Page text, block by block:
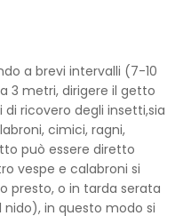
a brevi intervalli (7-10
3 metri, dirigere il getto
ricovero degli insetti,sia
cimici, ragni,
può essere diretto
vespe e calabroni si
presto, o in tarda serata
in questo modo si